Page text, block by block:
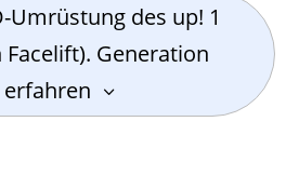
Umrüstung des up! 1
Generation
erfahren